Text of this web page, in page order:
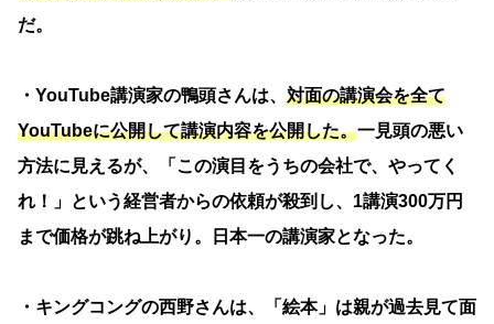
だ。
・YouTube講演家の鴨頭さんは、 対面の講演会を全て
YouTubeに公開して講演内容を公開した。一見頭の悪い
方法に見えるが、「この演目をうちの会社で、やってく
れ！」という経営者からの依頼が殺到し、1講演300万円
まで価格が跳ね上がり。日本一の講演家となった。
・キングコングの西野さんは、「絵本」は親が過去見て面